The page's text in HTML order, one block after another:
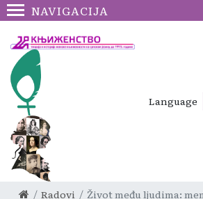
NAVIGACIJA
Language
Radovi Život među ljudima: